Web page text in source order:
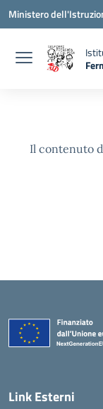
Vai ai contenuti
Vai al menu di
Vai al footer
Ministero
—
Il contenuto
Link Esterni